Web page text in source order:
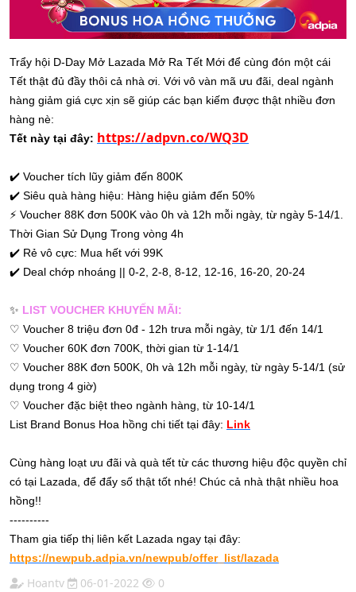
Trẩy hội D-Day Mở Lazada Mở Ra Tết Mới để cùng đón một cái
Tết thật đủ đầy thôi cả nhà ơi. Với vô vàn mã ưu đãi, deal ngành
hàng giảm giá cực xịn sẽ giúp các bạn kiếm được thật nhiều đơn
hàng nè:
Tết này tại đây: https://adpvn.co/WQ3D
✔️ Voucher tích lũy giảm đến 800K
✔️ Siêu quà hàng hiệu: Hàng hiệu giảm đến 50%
⚡ Voucher 88K đơn 500K vào 0h và 12h mỗi ngày, từ ngày 5-14/1.
Thời Gian Sử Dụng Trong vòng 4h
✔️ Rẻ vô cực: Mua hết với 99K
✔️ Deal chớp nhoáng || 0-2, 2-8, 8-12, 12-16, 16-20, 20-24
✨ LIST VOUCHER KHUYẾN MÃI:
♡ Voucher 8 triệu đơn 0đ - 12h trưa mỗi ngày, từ 1/1 đến 14/1
♡ Voucher 60K đơn 700K, thời gian từ 1-14/1
♡ Voucher 88K đơn 500K, 0h và 12h mỗi ngày, từ ngày 5-14/1 (sử
dụng trong 4 giờ)
♡ Voucher đặc biệt theo ngành hàng, từ 10-14/1
List Brand Bonus Hoa hồng chi tiết tại đây: Link
Cùng hàng loạt ưu đãi và quà tết từ các thương hiệu độc quyền chỉ
có tại Lazada, để đẩy số thật tốt nhé! Chúc cả nhà thật nhiều hoa
hồng!!
----------
Tham gia tiếp thị liên kết Lazada ngay tại đây:
https://newpub.adpia.vn/newpub/offer_list/lazada
Hoantv 06-01-2022 0